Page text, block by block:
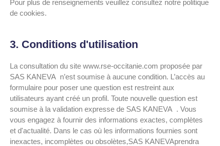
Pour plus de renseignements veuillez consultez notre politique
de cookies.
3. Conditions d'utilisation
La consultation du site www.rse-occitanie.com proposée par
SAS KANEVA n’est soumise à aucune condition. L’accès au
formulaire pour poser une question est restreint aux
utilisateurs ayant créé un profil. Toute nouvelle question est
soumise à la validation expresse de SAS KANEVA . Vous
vous engagez à fournir des informations exactes, complètes
et d'actualité. Dans le cas où les informations fournies sont
inexactes, incomplètes ou obsolètes,SAS KANEVAprendra